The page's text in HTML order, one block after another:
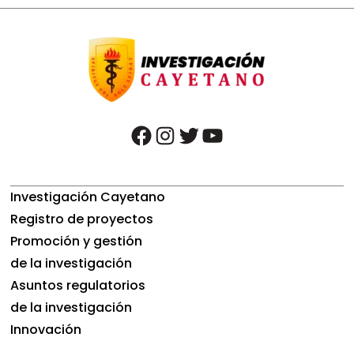
facebook instagram twitter youtube
Investigación Cayetano
Registro de proyectos
Promoción y gestión
de la investigación
Asuntos regulatorios
de la investigación
Innovación